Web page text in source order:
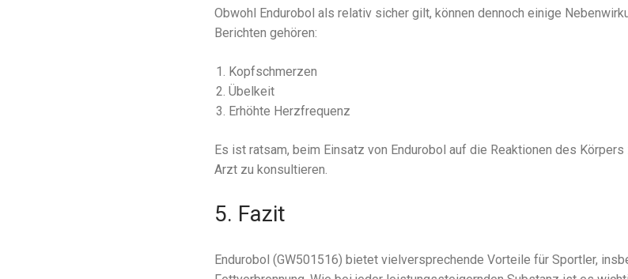
Obwohl Endurobol als relativ sicher gilt, können dennoch einige
Berichten gehören:
Kopfschmerzen
Übelkeit
Erhöhte Herzfrequenz
Es ist ratsam, beim Einsatz von Endurobol auf die Reaktionen des
Arzt zu konsultieren.
5. Fazit
Endurobol (GW501516) bietet vielversprechende Vorteile für Sportler,